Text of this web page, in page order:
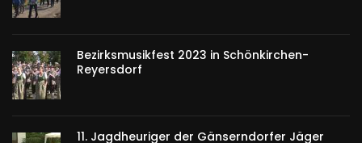
Bezirksmusikfest 2023 in Schönkirchen-
Reyersdorf
11. Jagdheuriger der Gänserndorfer Jäger